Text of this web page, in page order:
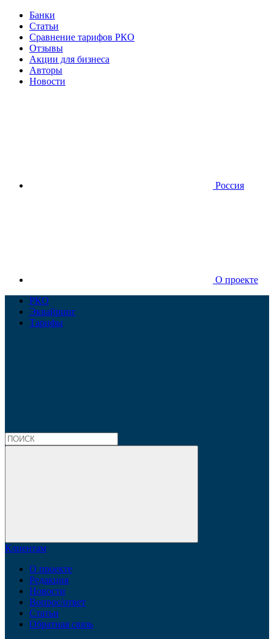
Банки
Статьи
Сравнение тарифов РКО
Отзывы
Акции для бизнеса
Авторы
Новости
Россия
О проекте
РКО
Эквайринг
Тарифы
Клиентам
О проекте
Редакция
Новости
Вопрос/ответ
Статьи
Обратная связь